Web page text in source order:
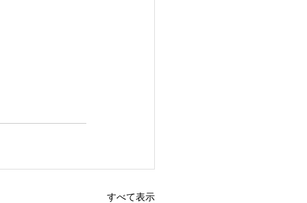
すべて表示